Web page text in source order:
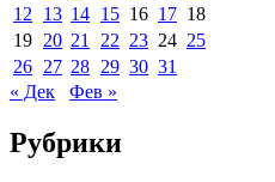
12 13 14 15 16 17 18
19 20 21 22 23 24 25
26 27 28 29 30 31
« Дек
Фев »
Рубрики